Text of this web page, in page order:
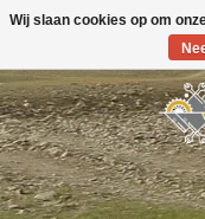
Toggle
Wij slaan cookies op om